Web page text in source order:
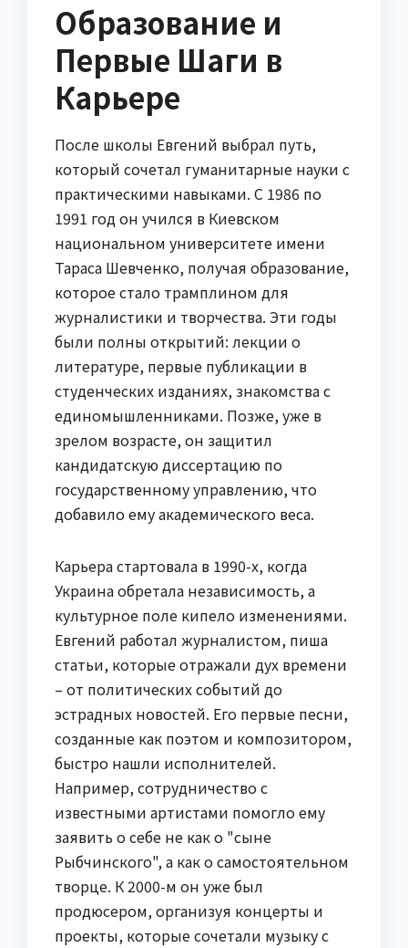
Образование и
Первые Шаги в
Карьере
После школы Евгений выбрал путь,
который сочетал гуманитарные науки с
практическими навыками. С 1986 по
1991 год он учился в Киевском
национальном университете имени
Тараса Шевченко, получая образование,
которое стало трамплином для
журналистики и творчества. Эти годы
были полны открытий: лекции о
литературе, первые публикации в
студенческих изданиях, знакомства с
единомышленниками. Позже, уже в
зрелом возрасте, он защитил
кандидатскую диссертацию по
государственному управлению, что
добавило ему академического веса.
Карьера стартовала в 1990-х, когда
Украина обретала независимость, а
культурное поле кипело изменениями.
Евгений работал журналистом, пиша
статьи, которые отражали дух времени
– от политических событий до
эстрадных новостей. Его первые песни,
созданные как поэтом и композитором,
быстро нашли исполнителей.
Например, сотрудничество с
известными артистами помогло ему
заявить о себе не как о "сыне
Рыбчинского", а как о самостоятельном
творце. К 2000-м он уже был
продюсером, организуя концерты и
проекты, которые сочетали музыку с